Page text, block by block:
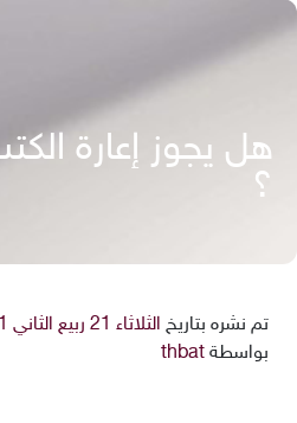
هل يجوز إعارة
؟
تم نشره بتاريخ الثلاثاء 21 ربيع الثاني 1431هـ 6-4-2010م
بواسطة thbat